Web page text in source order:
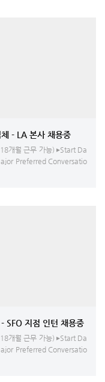
서비스 업체 - LA 본사 채용중
개월 근무 가능) ▸Start Da
Preferred Conversatio
SFO 지점 인턴 채용중
개월 근무 가능) ▸Start Da
Preferred Conversatio